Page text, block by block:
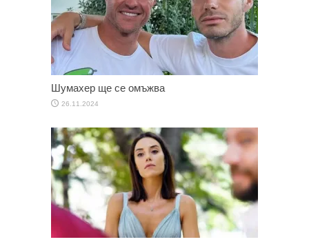
Шумахер ще се омъжва
26.11.2024